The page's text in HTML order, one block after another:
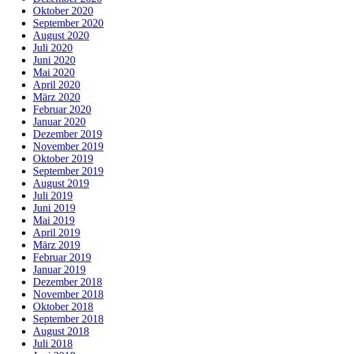
Oktober 2020
September 2020
August 2020
Juli 2020
Juni 2020
Mai 2020
April 2020
März 2020
Februar 2020
Januar 2020
Dezember 2019
November 2019
Oktober 2019
September 2019
August 2019
Juli 2019
Juni 2019
Mai 2019
April 2019
März 2019
Februar 2019
Januar 2019
Dezember 2018
November 2018
Oktober 2018
September 2018
August 2018
Juli 2018